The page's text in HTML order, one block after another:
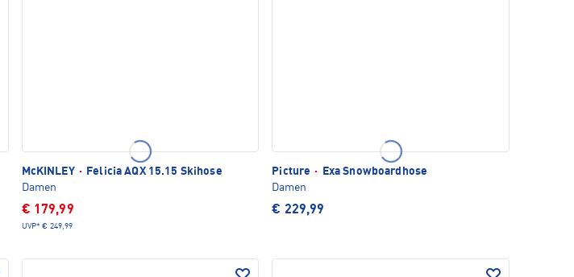
McKINLEY ·
Felicia AQX 15.15 Skihose
Damen
€ 179,99
UVP* € 249,99
Picture ·
Exa Snowboardhose
Damen
€ 229,99